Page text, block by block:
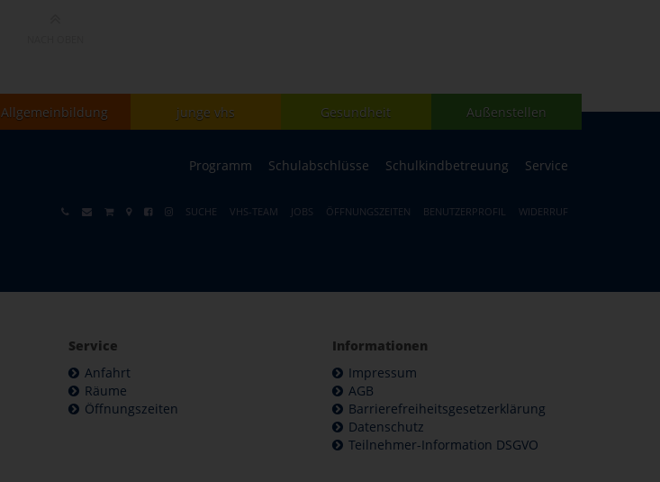
Allgemeinbildung junge vhs Gesundheit Außenstellen
Programm Schulabschlüsse Schulkindbetreuung Service
SUCHE VHS-TEAM JOBS ÖFFNUNGSZEITEN BENUTZERPROFIL WIDERRUF
Service
Anfahrt
Räume
Öffnungszeiten
Informationen
Impressum
AGB
Barrierefreiheitsgesetzerklärung
Datenschutz
Teilnehmer-Information DSGVO